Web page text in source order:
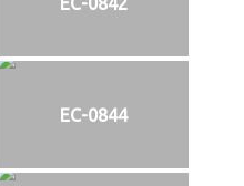
EC-0844